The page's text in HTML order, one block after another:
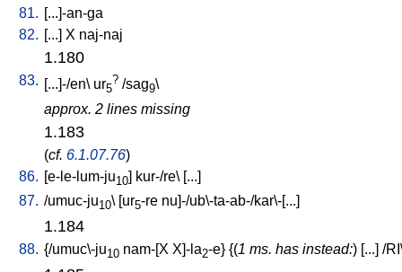
81. [...]-an-ga
82. [...] X naj-naj
1.180
83. [...]-/en\ ur5
? /sag9\
approx. 2 lines missing
1.183
(cf. 6.1.07.76)
86. [e-le-lum-ju10] kur-/re\ [...]
87. /umuc-ju10\ [ur5-re nu]-/ub\-ta-ab-/kar\-[...]
1.184
88. {/umuc\-ju10 nam-[X X]-la2-e} {(1 ms. has instead:) [...] /RI